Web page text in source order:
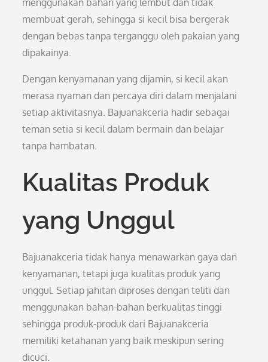
menggunakan bahan yang lembut dan tidak
membuat gerah, sehingga si kecil bisa bergerak
dengan bebas tanpa terganggu oleh pakaian yang
dipakainya.
Dengan kenyamanan yang dijamin, si kecil akan
merasa nyaman dan percaya diri dalam menjalani
setiap aktivitasnya. Bajuanakceria hadir sebagai
teman setia si kecil dalam bermain dan belajar
tanpa hambatan.
Kualitas Produk
yang Unggul
Bajuanakceria tidak hanya menawarkan gaya dan
kenyamanan, tetapi juga kualitas produk yang
unggul. Setiap jahitan diproses dengan teliti dan
menggunakan bahan-bahan berkualitas tinggi
sehingga produk-produk dari Bajuanakceria
memiliki ketahanan yang baik meskipun sering
dicuci.